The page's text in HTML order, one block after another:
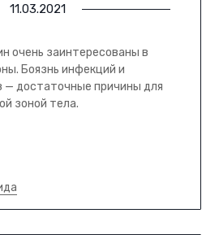
11.03.2021
очень заинтересованы в
Боязнь инфекций и
— достаточные причины для
зоной тела.